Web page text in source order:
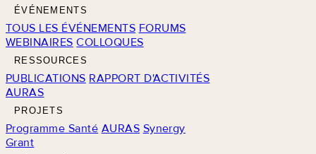
ÉVÉNEMENTS
TOUS LES ÉVÉNEMENTS FORUMS
WEBINAIRES COLLOQUES
RESSOURCES
PUBLICATIONS RAPPORT D'ACTIVITÉS
AURAS
PROJETS
Programme Santé AURAS Synergy
Grant